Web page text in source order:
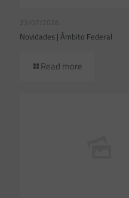
23/07/2026
Novidades | Âmbito Federal
Read more